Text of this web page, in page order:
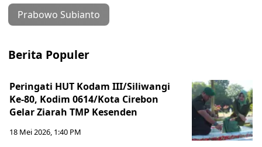
Prabowo Subianto
Berita Populer
Peringati HUT Kodam III/Siliwangi
Ke-80, Kodim 0614/Kota Cirebon
Gelar Ziarah TMP Kesenden
18 Mei 2026, 1:40 PM